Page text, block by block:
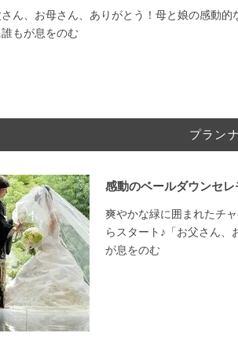
ん、お母さん、ありがとう！母と娘の感動的
もが息をのむ
プラン
感動のベールダウンセレ
爽やかな緑に囲まれたチ
らスタート♪「お父さん、
が息をのむ